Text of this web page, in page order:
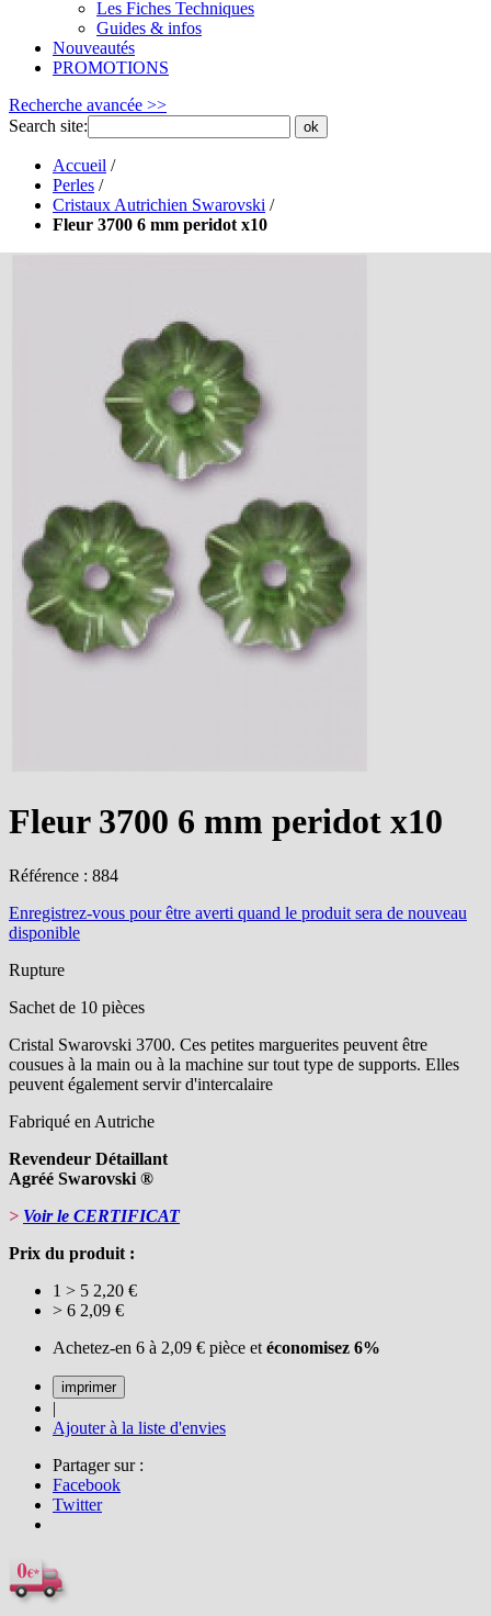
Les Fiches Techniques
Guides & infos
Nouveautés
PROMOTIONS
Recherche avancée >>
Search site:
ok
Accueil /
Perles /
Cristaux Autrichien Swarovski /
Fleur 3700 6 mm peridot x10
Fleur 3700 6 mm peridot x10
Référence : 884
Enregistrez-vous pour être averti quand le produit sera de nouveau
disponible
Rupture
Sachet de 10 pièces
Cristal Swarovski 3700. Ces petites marguerites peuvent être
cousues à la main ou à la machine sur tout type de supports. Elles
peuvent également servir d'intercalaire
Fabriqué en Autriche
Revendeur Détaillant
Agréé Swarovski ®
> Voir le CERTIFICAT
Prix du produit :
1 > 5 2,20 €
> 6 2,09 €
Achetez-en 6 à 2,09 € pièce et économisez 6%
|
Ajouter à la liste d'envies
Partager sur :
Facebook
Twitter